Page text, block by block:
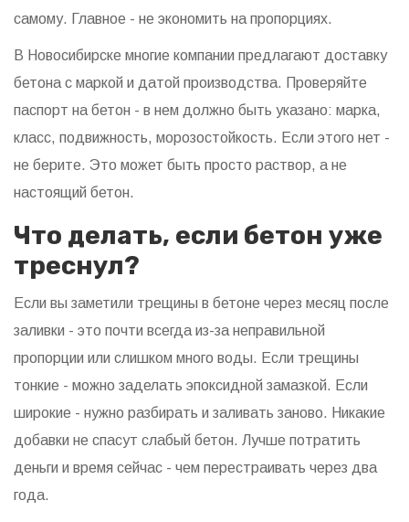
самому. Главное - не экономить на пропорциях.
В Новосибирске многие компании предлагают доставку
бетона с маркой и датой производства. Проверяйте
паспорт на бетон - в нем должно быть указано: марка,
класс, подвижность, морозостойкость. Если этого нет -
не берите. Это может быть просто раствор, а не
настоящий бетон.
Что делать, если бетон уже
треснул?
Если вы заметили трещины в бетоне через месяц после
заливки - это почти всегда из-за неправильной
пропорции или слишком много воды. Если трещины
тонкие - можно заделать эпоксидной замазкой. Если
широкие - нужно разбирать и заливать заново. Никакие
добавки не спасут слабый бетон. Лучше потратить
деньги и время сейчас - чем перестраивать через два
года.